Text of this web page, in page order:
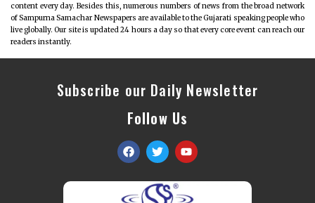
content every day. Besides this, numerous numbers of news from the broad network
of Sampurna Samachar Newspapers are available to the Gujarati speaking people who
live globally. Our site is updated 24 hours a day so that every core event can reach our
readers instantly.
Subscribe our Daily Newsletter
Follow Us